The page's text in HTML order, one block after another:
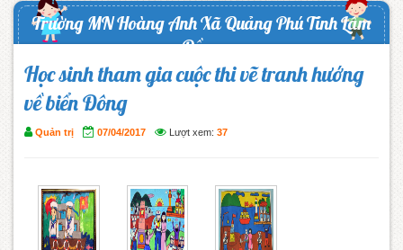
Trường MN Hoàng Anh Xã Quảng Phú Tỉnh Lâm
Đồng
Học sinh tham gia cuộc thi vẽ tranh hướng
về biển Đông
Quản trị 07/04/2017 Lượt xem: 37